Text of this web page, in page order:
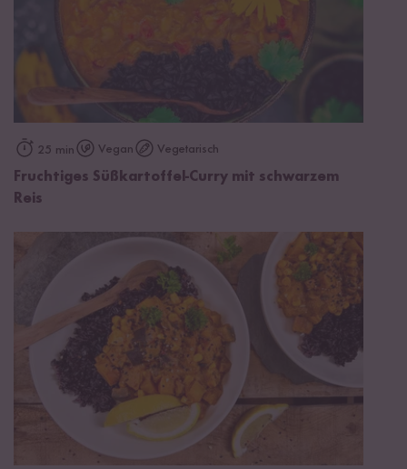
25 min Vegan Vegetarisch
Fruchtiges Süßkartoffel-Curry mit schwarzem
Reis